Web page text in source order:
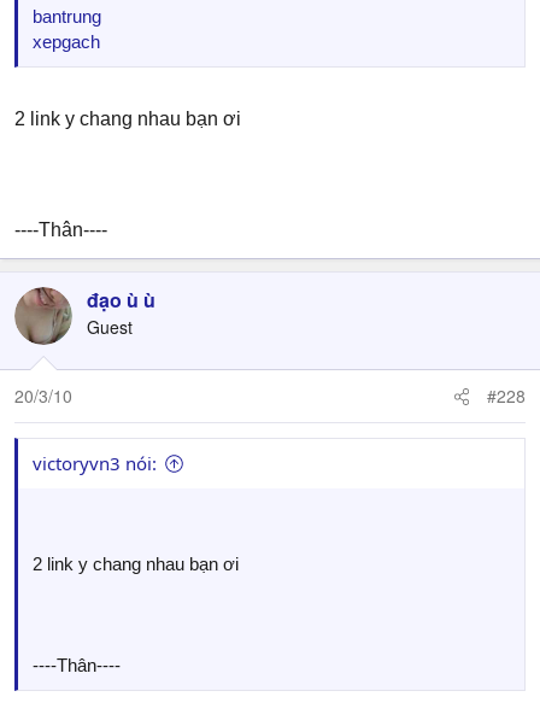
bantrung
xepgach
2 link y chang nhau bạn ơi
----Thân----
đạo ù ù
Guest
20/3/10 #228
victoryvn3 nói:
2 link y chang nhau bạn ơi
----Thân----